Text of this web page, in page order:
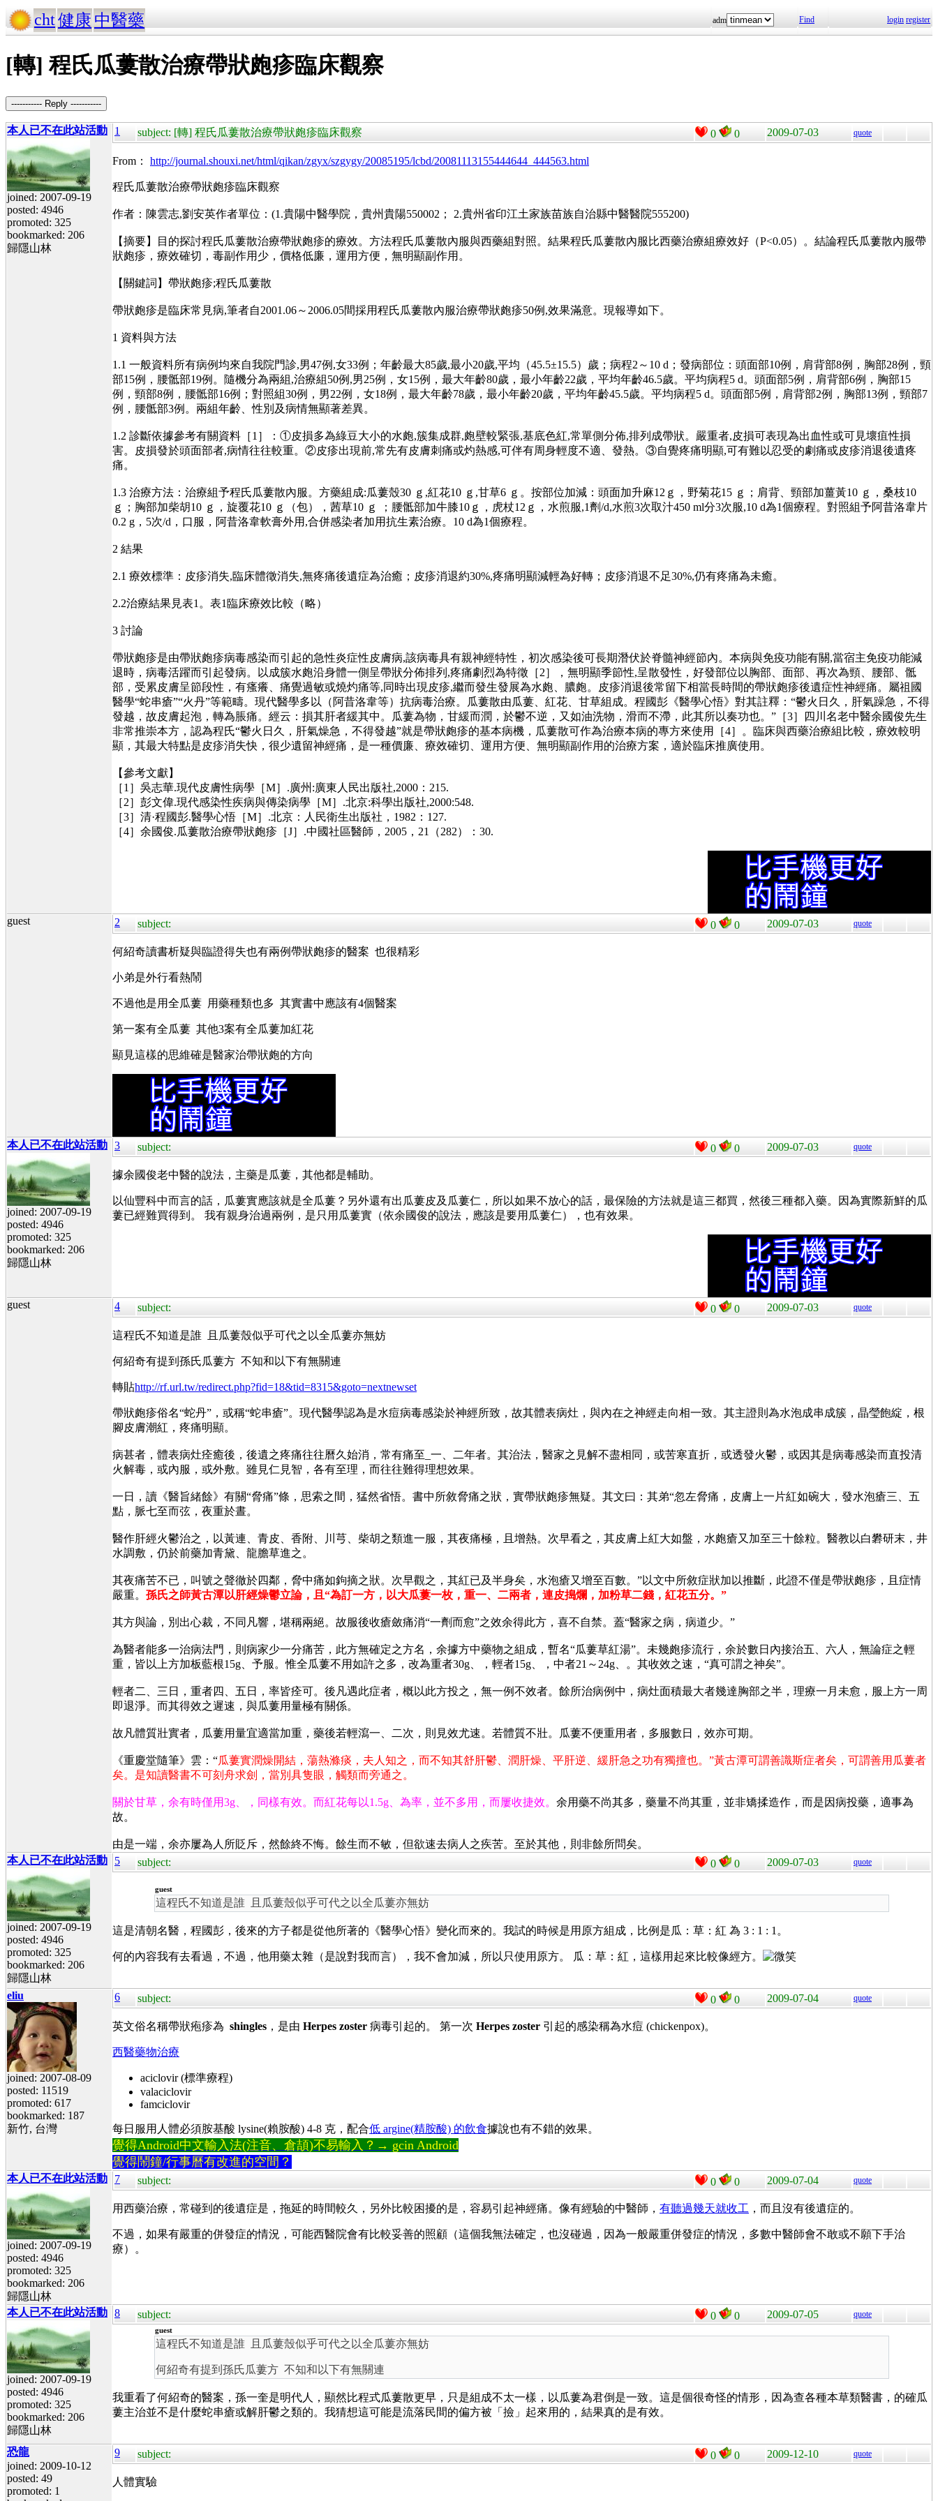
cht健康 中醫藥 adm Find login register
[轉] 程氏瓜蔞散治療帶狀皰疹臨床觀察
----------- Reply -----------
本人已不在此站活動
joined: 2007-09-19
posted: 4946
promoted: 325
bookmarked: 206
歸隱山林
1 subject: [轉] 程氏瓜蔞散治療帶狀皰疹臨床觀察 0 0 2009-07-03 quote
From： http://journal.shouxi.net/html/qikan/zgyx/szgygy/20085195/lcbd/20081113155444644_444563.html
程氏瓜蔞散治療帶狀皰疹臨床觀察
作者：陳雲志,劉安英作者單位：(1.貴陽中醫學院，貴州貴陽550002； 2.貴州省印江土家族苗族自治縣中醫醫院555200)
【摘要】目的探討程氏瓜蔞散治療帶狀皰疹的療效。方法程氏瓜蔞散內服與西藥組對照。結果程氏瓜蔞散內服比西藥治療組療效好（P<0.05）。結論程氏瓜蔞散內服帶
狀皰疹，療效確切，毒副作用少，價格低廉，運用方便，無明顯副作用。
【關鍵詞】帶狀皰疹;程氏瓜蔞散
帶狀皰疹是臨床常見病,筆者自2001.06～2006.05間採用程氏瓜蔞散內服治療帶狀皰疹50例,效果滿意。現報導如下。
1 資料與方法
1.1 一般資料所有病例均來自我院門診,男47例,女33例；年齡最大85歲,最小20歲,平均（45.5±15.5）歲；病程2～10 d；發病部位：頭面部10例，肩背部8例，胸部28例，頸
部15例，腰骶部19例。隨機分為兩組,治療組50例,男25例，女15例，最大年齡80歲，最小年齡22歲，平均年齡46.5歲。平均病程5 d。頭面部5例，肩背部6例，胸部15
例，頸部8例，腰骶部16例；對照組30例，男22例，女18例，最大年齡78歲，最小年齡20歲，平均年齡45.5歲。平均病程5 d。頭面部5例，肩背部2例，胸部13例，頸部7
例，腰骶部3例。兩組年齡、性別及病情無顯著差異。
1.2 診斷依據參考有關資料［1］：①皮損多為綠豆大小的水皰,簇集成群,皰壁較緊張,基底色紅,常單側分佈,排列成帶狀。嚴重者,皮損可表現為出血性或可見壞疽性損
害。皮損發於頭面部者,病情往往較重。②皮疹出現前,常先有皮膚刺痛或灼熱感,可伴有周身輕度不適、發熱。③自覺疼痛明顯,可有難以忍受的劇痛或皮疹消退後遺疼
痛。
1.3 治療方法：治療組予程氏瓜蔞散內服。方藥組成:瓜蔞殼30 ｇ,紅花10 ｇ,甘草6 ｇ。按部位加減：頭面加升麻12ｇ，野菊花15 ｇ；肩背、頸部加薑黃10 ｇ，桑枝10
ｇ；胸部加柴胡10 ｇ，旋覆花10 ｇ（包），茜草10 ｇ ；腰骶部加牛膝10ｇ，虎杖12ｇ，水煎服,1劑/d,水煎3次取汁450 ml分3次服,10 d為1個療程。對照組予阿昔洛韋片
0.2 g，5次/d，口服，阿昔洛韋軟膏外用,合併感染者加用抗生素治療。10 d為1個療程。
2 結果
2.1 療效標準：皮疹消失,臨床體徵消失,無疼痛後遺症為治癒；皮疹消退約30%,疼痛明顯減輕為好轉；皮疹消退不足30%,仍有疼痛為未癒。
2.2治療結果見表1。表1臨床療效比較（略）
3 討論
帶狀皰疹是由帶狀皰疹病毒感染而引起的急性炎症性皮膚病,該病毒具有親神經特性，初次感染後可長期潛伏於脊髓神經節內。本病與免疫功能有關,當宿主免疫功能減
退時，病毒活躍而引起發病。以成簇水皰沿身體一側呈帶狀分佈排列,疼痛劇烈為特徵［2］，無明顯季節性,呈散發性，好發部位以胸部、面部、再次為頸、腰部、骶
部，受累皮膚呈節段性，有瘙癢、痛覺過敏或燒灼痛等,同時出現皮疹,繼而發生發展為水皰、膿皰。皮疹消退後常留下相當長時間的帶狀皰疹後遺症性神經痛。屬祖國
醫學“蛇串瘡”“火丹”等範疇。現代醫學多以（阿昔洛韋等）抗病毒治療。瓜蔞散由瓜蔞、紅花、甘草組成。程國彭《醫學心悟》對其註釋：“鬱火日久，肝氣躁急，不得
發越，故皮膚起泡，轉為脹痛。經云：損其肝者緩其中。瓜蔞為物，甘緩而潤，於鬱不逆，又如油洗物，滑而不滯，此其所以奏功也。”［3］四川名老中醫余國俊先生
非常推崇本方，認為程氏“鬱火日久，肝氣燥急，不得發越”就是帶狀皰疹的基本病機，瓜蔞散可作為治療本病的專方來使用［4］。臨床與西藥治療組比較，療效較明
顯，其最大特點是皮疹消失快，很少遺留神經痛，是一種價廉、療效確切、運用方便、無明顯副作用的治療方案，適於臨床推廣使用。
【參考文獻】
［1］吳志華.現代皮膚性病學［M］.廣州:廣東人民出版社,2000：215.
［2］彭文偉.現代感染性疾病與傳染病學［M］.北京:科學出版社,2000:548.
［3］清·程國彭.醫學心悟［M］.北京：人民衛生出版社，1982：127.
［4］余國俊.瓜蔞散治療帶狀皰疹［J］.中國社區醫師，2005，21（282）：30.
guest 2 subject: 0 0 2009-07-03 quote
何紹奇讀書析疑與臨證得失也有兩例帶狀皰疹的醫案 也很精彩
小弟是外行看熱鬧
不過他是用全瓜蔞 用藥種類也多 其實書中應該有4個醫案
第一案有全瓜蔞 其他3案有全瓜蔞加紅花
顯見這樣的思維確是醫家治帶狀皰的方向
本人已不在此站活動
joined: 2007-09-19
posted: 4946
promoted: 325
bookmarked: 206
歸隱山林
3 subject: 0 0 2009-07-03 quote
據余國俊老中醫的說法，主藥是瓜蔞，其他都是輔助。
以仙豐科中而言的話，瓜蔞實應該就是全瓜蔞？另外還有出瓜蔞皮及瓜蔞仁，所以如果不放心的話，最保險的方法就是這三都買，然後三種都入藥。因為實際新鮮的瓜
蔞已經難買得到。 我有親身治過兩例，是只用瓜蔞實（依余國俊的說法，應該是要用瓜蔞仁），也有效果。
guest 4 subject: 0 0 2009-07-03 quote
這程氏不知道是誰 且瓜蔞殼似乎可代之以全瓜蔞亦無妨
何紹奇有提到孫氏瓜蔞方 不知和以下有無關連
轉貼http://rf.url.tw/redirect.php?fid=18&tid=8315&goto=nextnewset
帶狀皰疹俗名“蛇丹”，或稱“蛇串瘡”。現代醫學認為是水痘病毒感染於神經所致，故其體表病灶，與內在之神經走向相一致。其主證則為水泡成串成簇，晶瑩飽綻，根
腳皮膚潮紅，疼痛明顯。
病甚者，體表病灶痊癒後，後遺之疼痛往往曆久始消，常有痛至_一、二年者。其治法，醫家之見解不盡相同，或苦寒直折，或透發火鬱，或因其是病毒感染而直投清
火解毒，或內服，或外敷。雖見仁見智，各有至理，而往往難得理想效果。
一日，讀《醫旨緒餘》有關“脅痛”條，思索之間，猛然省悟。書中所敘脅痛之狀，實帶狀皰疹無疑。其文曰：其弟“忽左脅痛，皮膚上一片紅如碗大，發水泡瘡三、五
點，脈七至而弦，夜重於晝。
醫作肝經火鬱治之，以黃連、青皮、香附、川芎、柴胡之類進一服，其夜痛極，且增熱。次早看之，其皮膚上紅大如盤，水皰瘡又加至三十餘粒。醫教以白礬研末，井
水調敷，仍於前藥加青黛、龍膽草進之。
其夜痛苦不已，叫號之聲徹於四鄰，脅中痛如鉤摘之狀。次早觀之，其紅已及半身矣，水泡瘡又增至百數。”以文中所敘症狀加以推斷，此證不僅是帶狀皰疹，且症情
嚴重。 孫氏之師黃古潭以肝經燥鬱立論，且“為訂一方，以大瓜蔞一枚，重一、二兩者，連皮搗爛，加粉草二錢，紅花五分。”
其方與論，別出心裁，不同凡響，堪稱兩絕。故服後收瘡斂痛消“一劑而愈”之效余得此方，喜不自禁。蓋“醫家之病，病道少。”
為醫者能多一治病法門，則病家少一分痛苦，此方無確定之方名，余據方中藥物之組成，暫名“瓜蔞草紅湯”。未幾皰疹流行，余於數日內接治五、六人，無論症之輕
重，皆以上方加板藍根15g、予服。惟全瓜蔞不用如許之多，改為重者30g、，輕者15g、，中者21～24g、。其收效之速，“真可謂之神矣”。
輕者二、三日，重者四、五日，率皆痊可。後凡遇此症者，概以此方投之，無一例不效者。餘所治病例中，病灶面積最大者幾達胸部之半，理療一月未愈，服上方一周
即退淨。而其得效之遲速，與瓜蔞用量極有關係。
故凡體質壯實者，瓜蔞用量宜適當加重，藥後若輕瀉一、二次，則見效尤速。若體質不壯。瓜蔞不便重用者，多服數日，效亦可期。
《重慶堂隨筆》雲：“瓜蔞實潤燥開結，蕩熱滌痰，夫人知之，而不知其舒肝鬱、潤肝燥、平肝逆、緩肝急之功有獨擅也。”黃古潭可謂善識斯症者矣，可謂善用瓜蔞者
矣。是知讀醫書不可刻舟求劍，當別具隻眼，觸類而旁通之。
關於甘草，余有時僅用3g、，同樣有效。而紅花每以1.5g、為率，並不多用，而屢收捷效。 余用藥不尚其多，藥量不尚其重，並非矯揉造作，而是因病投藥，適事為
故。
由是一端，余亦屢為人所貶斥，然餘終不悔。餘生而不敏，但欲速去病人之疾苦。至於其他，則非餘所問矣。
本人已不在此站活動
joined: 2007-09-19
posted: 4946
promoted: 325
bookmarked: 206
歸隱山林
5 subject: 0 0 2009-07-03 quote
guest
這程氏不知道是誰 且瓜蔞殼似乎可代之以全瓜蔞亦無妨
這是清朝名醫，程國彭，後來的方子都是從他所著的《醫學心悟》變化而來的。我試的時候是用原方組成，比例是瓜：草：紅 為 3 : 1 : 1。
何的內容我有去看過，不過，他用藥太雜（是說對我而言），我不會加減，所以只使用原方。 瓜：草：紅，這樣用起來比較像經方。
eliu
joined: 2007-08-09
posted: 11519
promoted: 617
bookmarked: 187
新竹, 台灣
6 subject: 0 0 2009-07-04 quote
英文俗名稱帶狀疱疹為 shingles ，是由 Herpes zoster 病毒引起的。 第一次 Herpes zoster 引起的感染稱為水痘 (chickenpox)。
西醫藥物治療
aciclovir (標準療程)
valaciclovir
famciclovir
每日服用人體必須胺基酸 lysine(賴胺酸) 4-8 克，配合低 argine(精胺酸) 的飲食據說也有不錯的效果。
覺得Android中文輸入法(注音、倉頡)不易輸入？→ gcin Android
覺得鬧鐘/行事曆有改進的空間？
本人已不在此站活動
joined: 2007-09-19
posted: 4946
promoted: 325
bookmarked: 206
歸隱山林
7 subject: 0 0 2009-07-04 quote
用西藥治療，常碰到的後遺症是，拖延的時間較久，另外比較困擾的是，容易引起神經痛。像有經驗的中醫師， 有聽過幾天就收工 ，而且沒有後遺症的。
不過，如果有嚴重的併發症的情況，可能西醫院會有比較妥善的照顧（這個我無法確定，也沒碰過，因為一般嚴重併發症的情況，多數中醫師會不敢或不願下手治
療）。
本人已不在此站活動
joined: 2007-09-19
posted: 4946
promoted: 325
bookmarked: 206
歸隱山林
8 subject: 0 0 2009-07-05 quote
guest
這程氏不知道是誰 且瓜蔞殼似乎可代之以全瓜蔞亦無妨
何紹奇有提到孫氏瓜蔞方 不知和以下有無關連
我重看了何紹奇的醫案，孫一奎是明代人，顯然比程式瓜蔞散更早，只是組成不太一樣，以瓜蔞為君倒是一致。這是個很奇怪的情形，因為查各種本草類醫書，的確瓜
蔞主治並不是什麼蛇串瘡或解肝鬱之類的。我猜想這可能是流落民間的偏方被「撿」起來用的，結果真的是有效。
恐龍
joined: 2009-10-12
posted: 49
promoted: 1
9 subject: 0 0 2009-12-10 quote
人體實驗